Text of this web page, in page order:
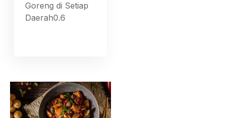
Goreng di Setiap
Daerah0.6